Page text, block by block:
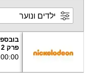
פרק 2
00:00